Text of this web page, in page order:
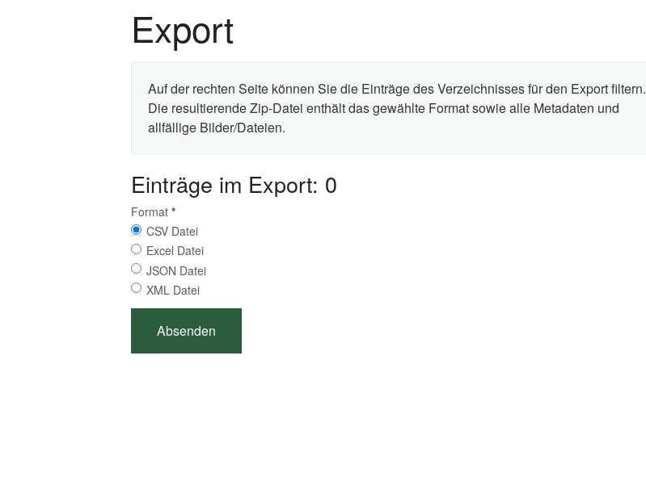
Export
Auf der rechten Seite können Sie die Einträge des Verzeichnisses für den Export filtern.
Die resultierende Zip-Datei enthält das gewählte Format sowie alle Metadaten und
allfällige Bilder/Dateien.
Einträge im Export: 0
Format *
CSV Datei
Excel Datei
JSON Datei
XML Datei